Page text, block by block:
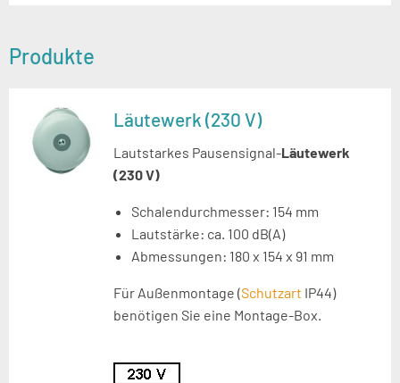
Produkte
Läutewerk (230 V)
Lautstarkes Pausensignal-Läutewerk
(230 V)
Schalendurchmesser: 154 mm
Lautstärke: ca. 100 dB(A)
Abmessungen: 180 x 154 x 91 mm
Für Außenmontage (Schutzart IP44)
benötigen Sie eine Montage-Box.